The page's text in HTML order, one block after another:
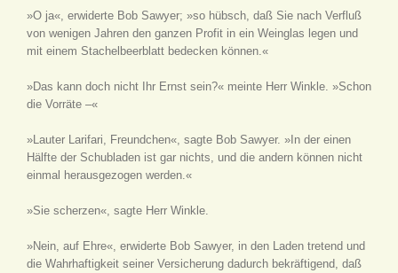
»O ja«, erwiderte Bob Sawyer; »so hübsch, daß Sie nach Verfluß
von wenigen Jahren den ganzen Profit in ein Weinglas legen und
mit einem Stachelbeerblatt bedecken können.«
»Das kann doch nicht Ihr Ernst sein?« meinte Herr Winkle. »Schon
die Vorräte –«
»Lauter Larifari, Freundchen«, sagte Bob Sawyer. »In der einen
Hälfte der Schubladen ist gar nichts, und die andern können nicht
einmal herausgezogen werden.«
»Sie scherzen«, sagte Herr Winkle.
»Nein, auf Ehre«, erwiderte Bob Sawyer, in den Laden tretend und
die Wahrhaftigkeit seiner Versicherung dadurch bekräftigend, daß